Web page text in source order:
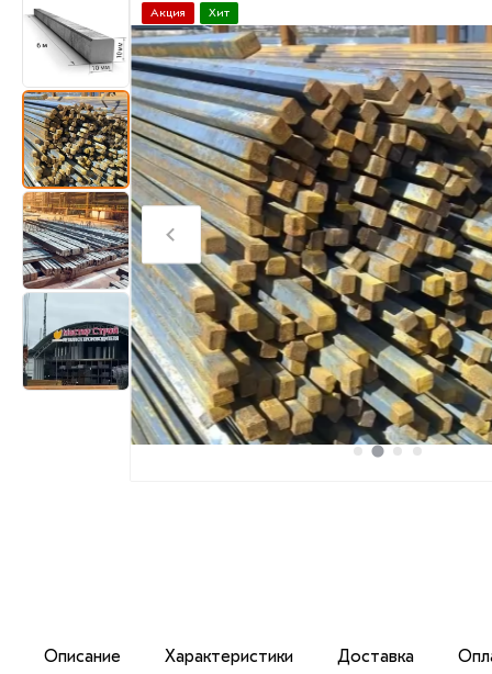
Акция Хит
Описание Характеристики Доставка
Профильный квадрат со стороной 10 мм